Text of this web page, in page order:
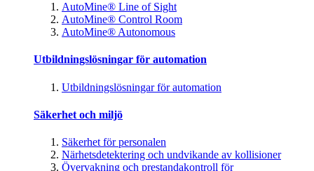
AutoMine® Line of Sight
AutoMine® Control Room
AutoMine® Autonomous
Utbildningslösningar för automation
Utbildningslösningar för automation
Säkerhet och miljö
Säkerhet för personalen
Närhetsdetektering och undvikande av kollisioner
Övervakning och prestandakontroll för